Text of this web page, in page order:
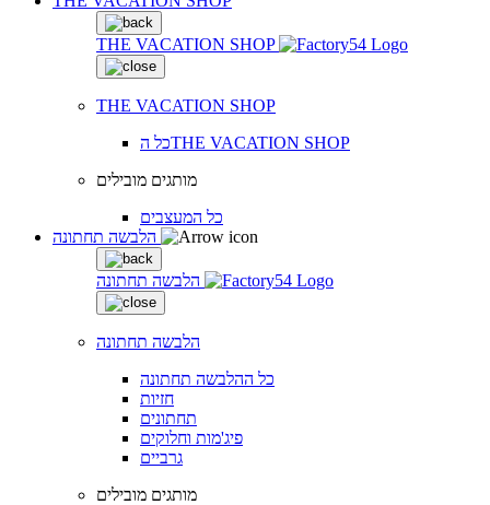
THE VACATION SHOP
THE VACATION SHOP
כל הTHE VACATION SHOP
מותגים מובילים
כל המעצבים
הלבשה תחתונה
הלבשה תחתונה
כל ההלבשה תחתונה
חזיות
תחתונים
פיג'מות וחלוקים
גרביים
מותגים מובילים